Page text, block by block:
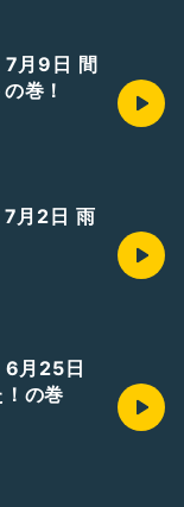
月9日 間
巻！
月2日 雨
6月25日
の巻